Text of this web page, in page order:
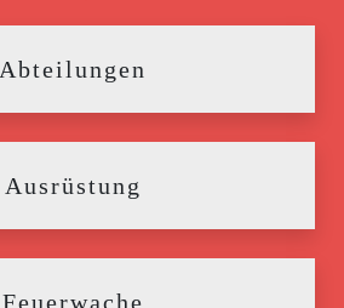
Abteilungen
Ausrüstung
Feuerwache